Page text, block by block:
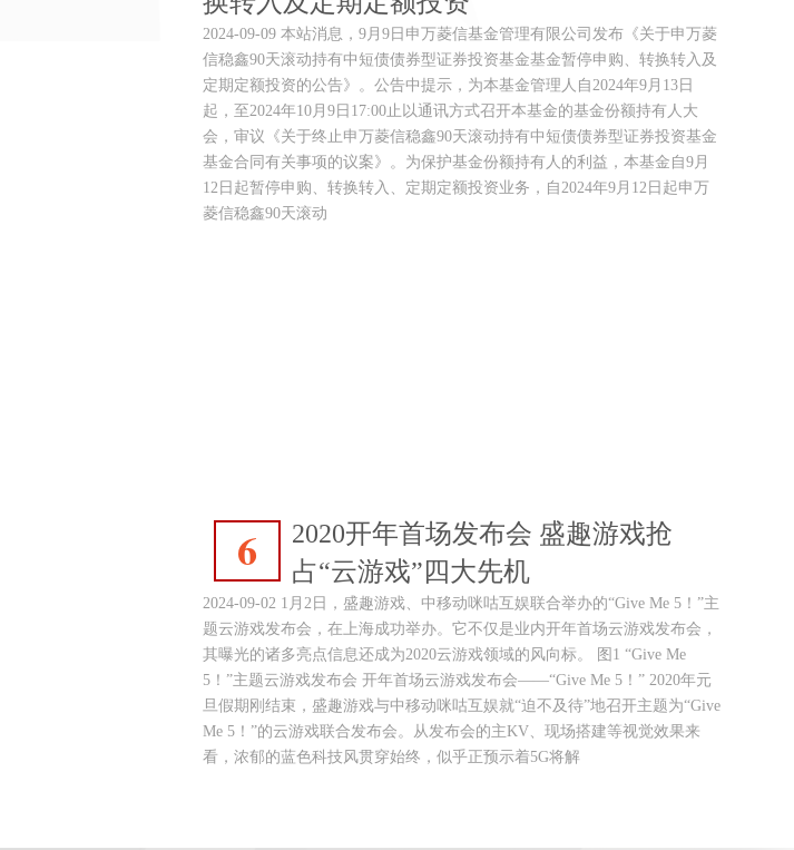
2024-09-09 本站消息，9月9日申万菱信基金管理有限公司发布《关于申万菱
信稳鑫90天滚动持有中短债债券型证券投资基金基金暂停申购、转换转入及
定期定额投资的公告》。公告中提示，为本基金管理人自2024年9月13日
起，至2024年10月9日17:00止以通讯方式召开本基金的基金份额持有人大
会，审议《关于终止申万菱信稳鑫90天滚动持有中短债债券型证券投资基金
基金合同有关事项的议案》。为保护基金份额持有人的利益，本基金自9月
12日起暂停申购、转换转入、定期定额投资业务，自2024年9月12日起申万
菱信稳鑫90天滚动
6
2020开年首场发布会 盛趣游戏抢
占“云游戏”四大先机
2024-09-02 1月2日，盛趣游戏、中移动咪咕互娱联合举办的“Give Me 5！”主
题云游戏发布会，在上海成功举办。它不仅是业内开年首场云游戏发布会，
其曝光的诸多亮点信息还成为2020云游戏领域的风向标。 图1 “Give Me
5！”主题云游戏发布会 开年首场云游戏发布会——“Give Me 5！” 2020年元
旦假期刚结束，盛趣游戏与中移动咪咕互娱就“迫不及待”地召开主题为“Give
Me 5！”的云游戏联合发布会。从发布会的主KV、现场搭建等视觉效果来
看，浓郁的蓝色科技风贯穿始终，似乎正预示着5G将解